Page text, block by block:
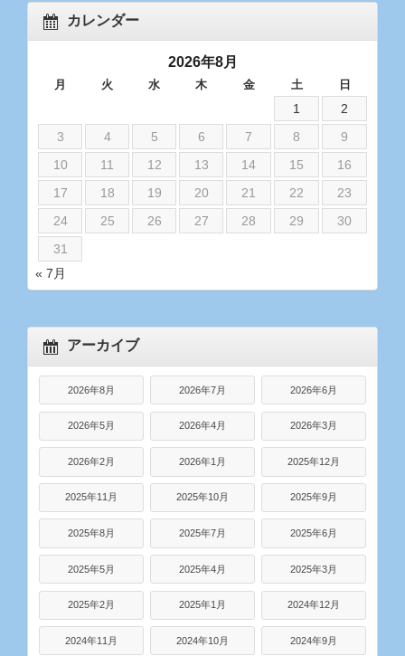
カレンダー
2026年8月
月 火 水 木 金 土 日
1
2
3
4 5 6 7 8
9
10
11 12 13 14 15
16
17
18 19 20 21 22
23
24
25 26 27 28 29
30
31
« 7月
アーカイブ
2026年8月 2026年7月 2026年6月
2026年5月 2026年4月 2026年3月
2026年2月 2026年1月 2025年12月
2025年11月 2025年10月 2025年9月
2025年8月 2025年7月 2025年6月
2025年5月 2025年4月 2025年3月
2025年2月 2025年1月 2024年12月
2024年11月 2024年10月 2024年9月